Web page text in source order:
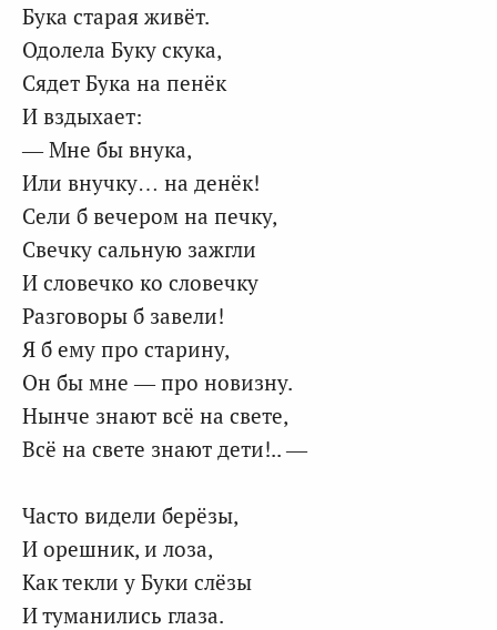
Бука старая живёт.
Одолела Буку скука,
Сядет Бука на пенёк
И вздыхает:
— Мне бы внука,
Или внучку… на денёк!
Сели б вечером на печку,
Свечку сальную зажгли
И словечко ко словечку
Разговоры б завели!
Я б ему про старину,
Он бы мне — про новизну.
Нынче знают всё на свете,
Всё на свете знают дети!.. —
Часто видели берёзы,
И орешник, и лоза,
Как текли у Буки слёзы
И туманились глаза.